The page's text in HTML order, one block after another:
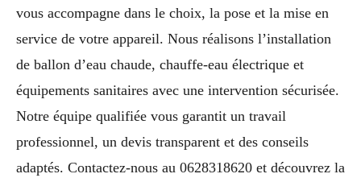
vous accompagne dans le choix, la pose et la mise en
service de votre appareil. Nous réalisons l’installation
de ballon d’eau chaude, chauffe-eau électrique et
équipements sanitaires avec une intervention sécurisée.
Notre équipe qualifiée vous garantit un travail
professionnel, un devis transparent et des conseils
adaptés. Contactez-nous au 0628318620 et découvrez la